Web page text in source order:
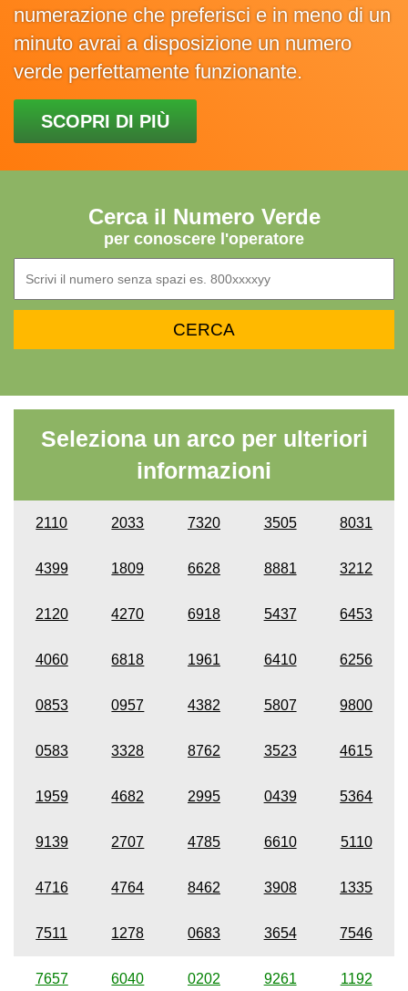
numerazione che preferisci e in meno di un
minuto avrai a disposizione un numero
verde perfettamente funzionante.
SCOPRI DI PIÙ
Cerca il Numero Verde
per conoscere l'operatore
Seleziona un arco per ulteriori
informazioni
2110 2033 7320 3505 8031
4399 1809 6628 8881 3212
2120 4270 6918 5437 6453
4060 6818 1961 6410 6256
0853 0957 4382 5807 9800
0583 3328 8762 3523 4615
1959 4682 2995 0439 5364
9139 2707 4785 6610 5110
4716 4764 8462 3908 1335
7511 1278 0683 3654 7546
7657 6040 0202 9261 1192